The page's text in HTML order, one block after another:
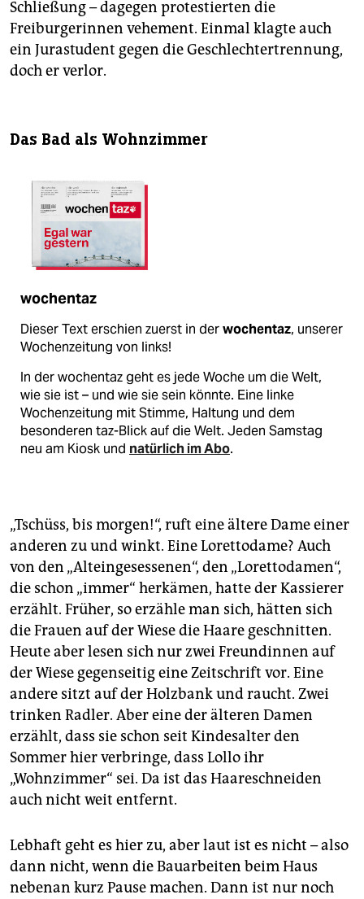
Schließung – dagegen protestierten die
Freiburgerinnen vehement. Einmal klagte auch
ein Jurastudent gegen die Geschlechtertrennung,
doch er verlor.
Das Bad als Wohnzimmer
wochentaz
Dieser Text erschien zuerst in derwochentaz, unserer
Wochenzeitung von links!
In der wochentaz geht es jede Woche um die Welt,
wie sie ist – und wie sie sein könnte. Eine linke
Wochenzeitung mit Stimme, Haltung und dem
besonderen taz-Blick auf die Welt. Jeden Samstag
neu am Kiosk und natürlich im Abo.
„Tschüss, bis morgen!“, ruft eine ältere Dame einer
anderen zu und winkt. Eine Lorettodame? Auch
von den „Alteingesessenen“, den „Lorettodamen“,
die schon „immer“ herkämen, hatte der Kassierer
erzählt. Früher, so erzähle man sich, hätten sich
die Frauen auf der Wiese die Haare geschnitten.
Heute aber lesen sich nur zwei Freundinnen auf
der Wiese gegenseitig eine Zeitschrift vor. Eine
andere sitzt auf der Holzbank und raucht. Zwei
trinken Radler. Aber eine der älteren Damen
erzählt, dass sie schon seit Kindesalter den
Sommer hier verbringe, dass Lollo ihr
„Wohnzimmer“ sei. Da ist das Haareschneiden
auch nicht weit entfernt.
Lebhaft geht es hier zu, aber laut ist es nicht – also
dann nicht, wenn die Bauarbeiten beim Haus
nebenan kurz Pause machen. Dann ist nur noch